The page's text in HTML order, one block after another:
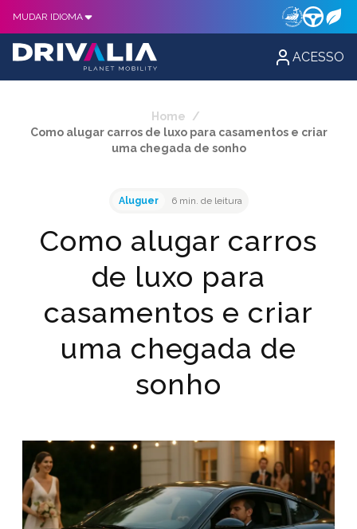
MUDAR IDIOMA
ACESSO
Home
/
Como alugar carros de luxo para casamentos e criar
uma chegada de sonho
Aluguer 6 min. de leitura
Como alugar carros
de luxo para
casamentos e criar
uma chegada de
sonho